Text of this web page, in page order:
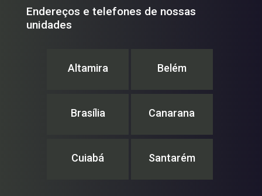
Endereços e telefones de nossas
unidades
Altamira Belém
Brasília Canarana
Cuiabá Santarém